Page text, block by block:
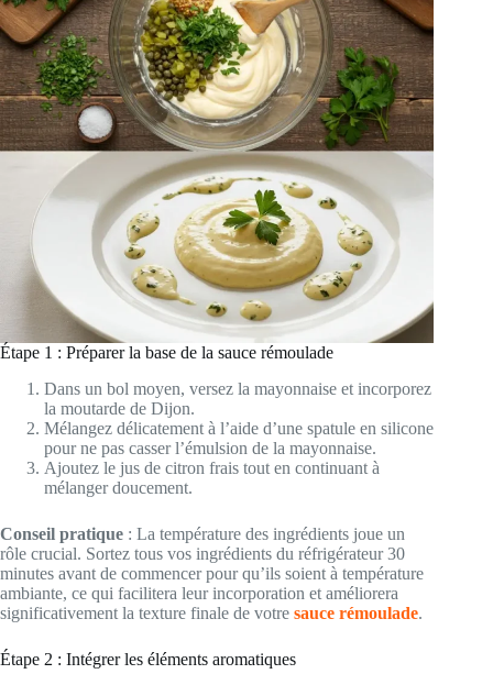
Étape 1 : Préparer la base de la sauce rémoulade
Dans un bol moyen, versez la mayonnaise et incorporez
la moutarde de Dijon.
Mélangez délicatement à l’aide d’une spatule en silicone
pour ne pas casser l’émulsion de la mayonnaise.
Ajoutez le jus de citron frais tout en continuant à
mélanger doucement.
Conseil pratique : La température des ingrédients joue un
rôle crucial. Sortez tous vos ingrédients du réfrigérateur 30
minutes avant de commencer pour qu’ils soient à température
ambiante, ce qui facilitera leur incorporation et améliorera
significativement la texture finale de votre sauce rémoulade.
Étape 2 : Intégrer les éléments aromatiques